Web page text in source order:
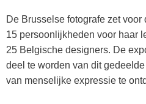
De Brusselse fotografe zet
15 persoonlijkheden voor haar
25 Belgische designers. De
deel te worden van dit
van menselijke expressie te